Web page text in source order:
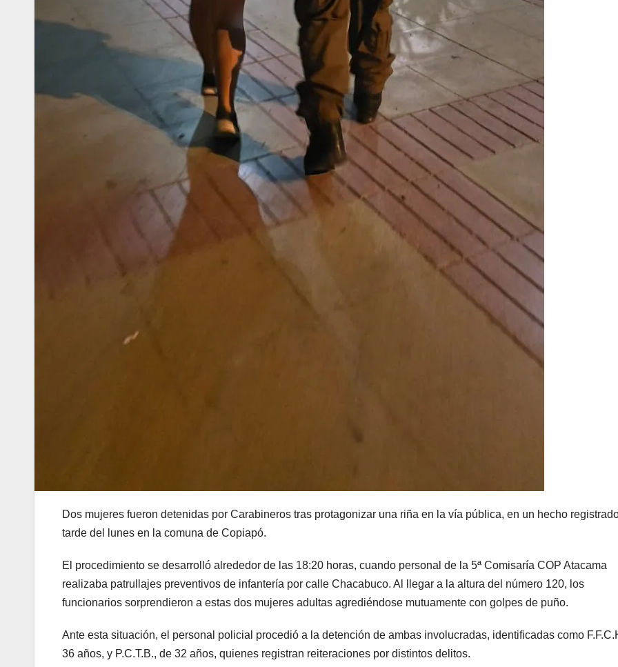
Dos mujeres fueron detenidas por Carabineros tras protagonizar una riña en la vía pública, en un hecho
tarde del lunes en la comuna de Copiapó.
El procedimiento se desarrolló alrededor de las 18:20 horas, cuando personal de la 5ª Comisaría COP Atacama
realizaba patrullajes preventivos de infantería por calle Chacabuco. Al llegar a la altura del número 120, los
funcionarios sorprendieron a estas dos mujeres adultas agrediéndose mutuamente con golpes de puño.
Ante esta situación, el personal policial procedió a la detención de ambas involucradas, identificadas como
36 años, y P.C.T.B., de 32 años, quienes registran reiteraciones por distintos delitos.